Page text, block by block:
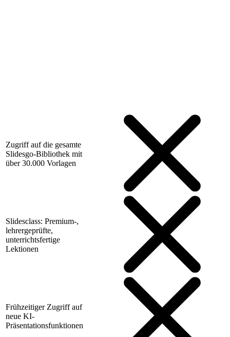
Zugriff auf die gesamte
Slidesgo-Bibliothek mit
über 30.000 Vorlagen
Slidesclass: Premium-,
lehrergeprüfte,
unterrichtsfertige
Lektionen
Frühzeitiger Zugriff auf
neue KI-
Präsentationsfunktionen